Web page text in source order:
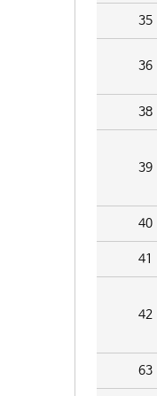
35
36
38
39
40
41
42
63